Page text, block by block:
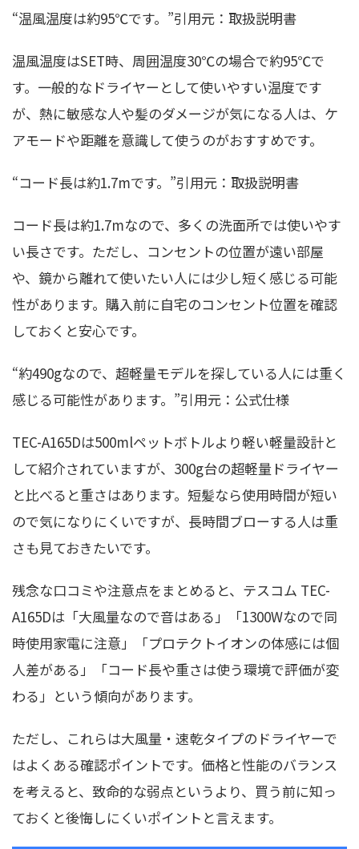
“温風温度は約95℃です。”引用元：取扱説明書
温風温度はSET時、周囲温度30℃の場合で約95℃で
す。一般的なドライヤーとして使いやすい温度です
が、熱に敏感な人や髪のダメージが気になる人は、ケ
アモードや距離を意識して使うのがおすすめです。
“コード長は約1.7mです。”引用元：取扱説明書
コード長は約1.7mなので、多くの洗面所では使いやす
い長さです。ただし、コンセントの位置が遠い部屋
や、鏡から離れて使いたい人には少し短く感じる可能
性があります。購入前に自宅のコンセント位置を確認
しておくと安心です。
“約490gなので、超軽量モデルを探している人には重く
感じる可能性があります。”引用元：公式仕様
TEC-A165Dは500mlペットボトルより軽い軽量設計と
して紹介されていますが、300g台の超軽量ドライヤー
と比べると重さはあります。短髪なら使用時間が短い
ので気になりにくいですが、長時間ブローする人は重
さも見ておきたいです。
残念な口コミや注意点をまとめると、テスコム TEC-
A165Dは「大風量なので音はある」「1300Wなので同
時使用家電に注意」「プロテクトイオンの体感には個
人差がある」「コード長や重さは使う環境で評価が変
わる」という傾向があります。
ただし、これらは大風量・速乾タイプのドライヤーで
はよくある確認ポイントです。価格と性能のバランス
を考えると、致命的な弱点というより、買う前に知っ
ておくと後悔しにくいポイントと言えます。